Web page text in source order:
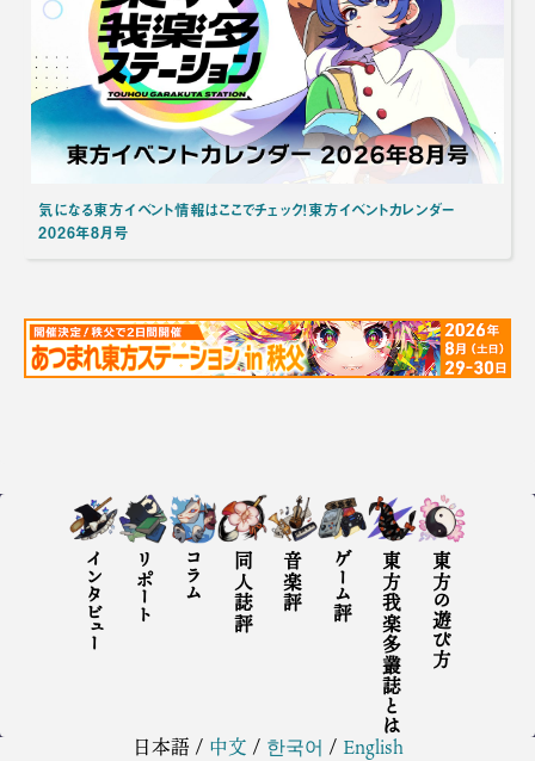
気になる東方イベント情報はここでチェック！東方イベントカレンダー
2026年8月号
インタビュー リポート コラム 同人誌評 音楽評 ゲーム評 東方我楽多叢誌とは 東方の遊び方
日本語/ 中文 / 한국어 / English